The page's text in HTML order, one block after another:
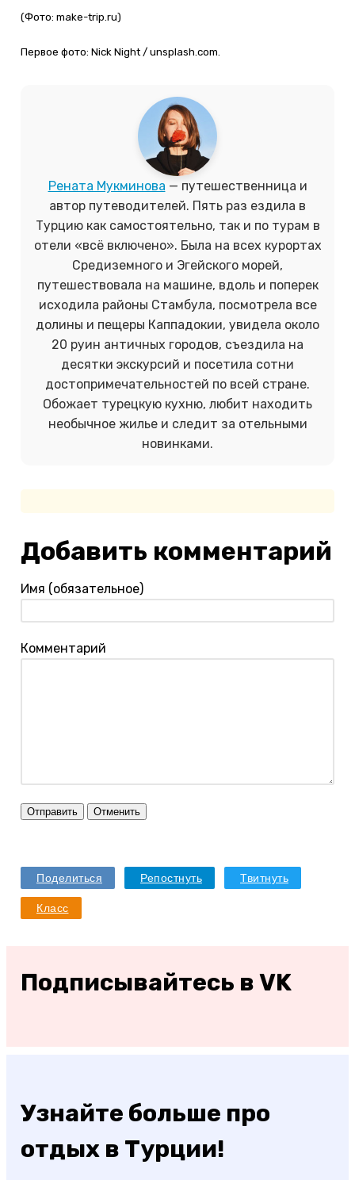
(Фото: make-trip.ru)
Первое фото: Nick Night / unsplash.com.
Рената Мукминова — путешественница и
автор путеводителей. Пять раз ездила в
Турцию как самостоятельно, так и по турам в
отели «всё включено». Была на всех курортах
Средиземного и Эгейского морей,
путешествовала на машине, вдоль и поперек
исходила районы Стамбула, посмотрела все
долины и пещеры Каппадокии, увидела около
20 руин античных городов, съездила на
десятки экскурсий и посетила сотни
достопримечательностей по всей стране.
Обожает турецкую кухню, любит находить
необычное жилье и следит за отельными
новинками.
Добавить комментарий
Имя (обязательное)
Комментарий
Отправить Отменить
Поделиться Репостнуть Твитнуть
Класс
Подписывайтесь в VK
Узнайте больше про
отдых в Турции!